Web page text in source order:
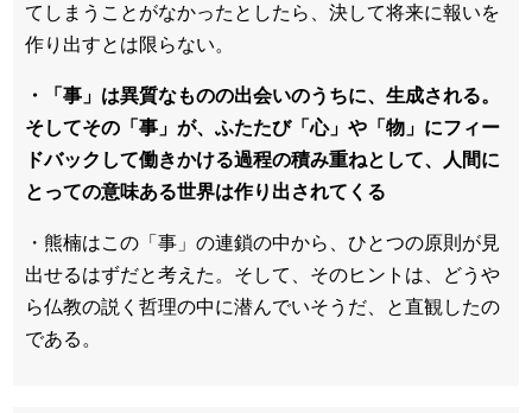
てしまうことがなかったとしたら、決して将来に報いを
作り出すとは限らない。
・「事」は異質なものの出会いのうちに、生成される。
そしてその「事」が、ふたたび「心」や「物」にフィー
ドバックして働きかける過程の積み重ねとして、人間に
とっての意味ある世界は作り出されてくる
・熊楠はこの「事」の連鎖の中から、ひとつの原則が見
出せるはずだと考えた。そして、そのヒントは、どうや
ら仏教の説く哲理の中に潜んでいそうだ、と直観したの
である。